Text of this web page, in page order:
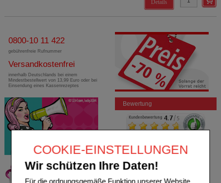
COOKIE-EINSTELLUNGEN
Wir schützen Ihre Daten!
Für die ordnungsgemäße Funktion unserer Website
Details
0800-10 11 422
gebührenfreie Rufnummer
Versandkostenfrei
innerhalb Deutschlands bei einem
Mindestbestellwert von 13,99 Euro oder bei
Einsendung eines Kassenrezeptes
Bewertung